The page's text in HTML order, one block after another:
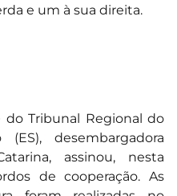
e um à sua direita.
do Tribunal Regional do
desembargadora
assinou, nesta
de cooperação. As